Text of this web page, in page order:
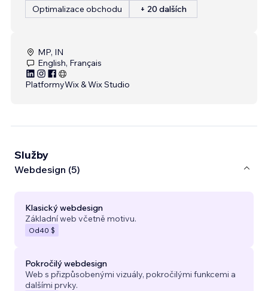
Optimalizace obchodu
+ 20 dalších
MP, IN
English, Français
PlatformyWix & Wix Studio
Služby
Webdesign (5)
Klasický webdesign
Základní web včetně motivu.
Od40 $
Pokročilý webdesign
Web s přizpůsobenými vizuály, pokročilými funkcemi a
dalšími prvky.